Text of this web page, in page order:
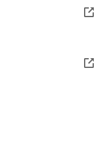
(Quedan 7 días)
(Quedan 7 días)